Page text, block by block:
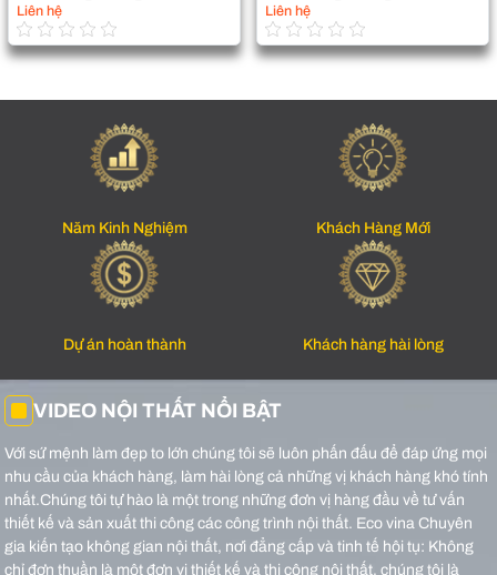
Liên hệ Liên hệ
Năm Kinh Nghiệm Khách Hàng Mới
Dự án hoàn thành Khách hàng hài lòng
VIDEO NỘI THẤT NỔI BẬT
Với sứ mệnh làm đẹp to lớn chúng tôi sẽ luôn phấn đấu để đáp ứng mọi
nhu cầu của khách hàng, làm hài lòng cả những vị khách hàng khó tính
nhất.Chúng tôi tự hào là một trong những đơn vị hàng đầu về tư vấn
thiết kế và sản xuất thi công các công trình nội thất. Eco vina Chuyên
gia kiến tạo không gian nội thất, nơi đẳng cấp và tinh tế hội tụ: Không
chỉ đơn thuần là một đơn vị thiết kế và thi công nội thất, chúng tôi là